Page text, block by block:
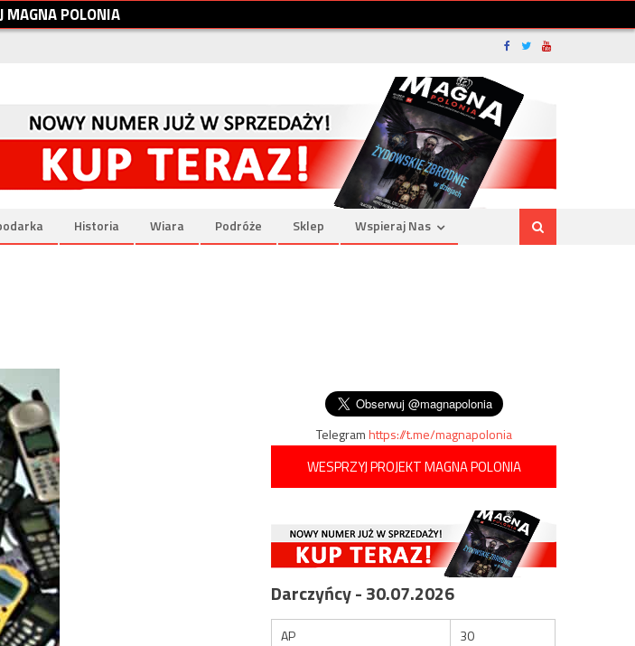
JMAGNAPOLONIA
Historia Wiara Podróże Sklep Wspieraj Nas
Telegramhttps://t.me/magnapolonia
WESPRZYJ PROJEKT MAGNA POLONIA
Darczyńcy - 30.07.2026
AP
30